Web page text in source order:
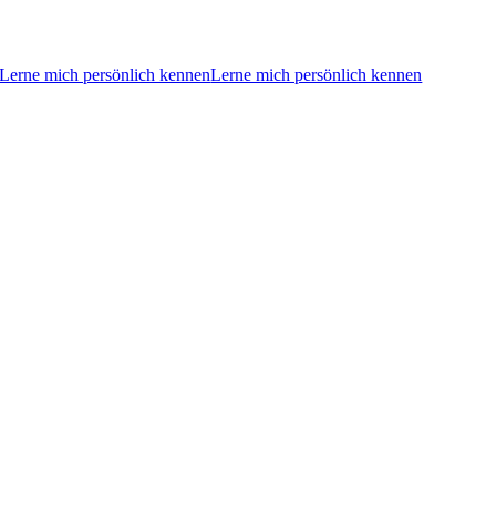
Lerne mich persönlich kennenLerne mich persönlich kennen